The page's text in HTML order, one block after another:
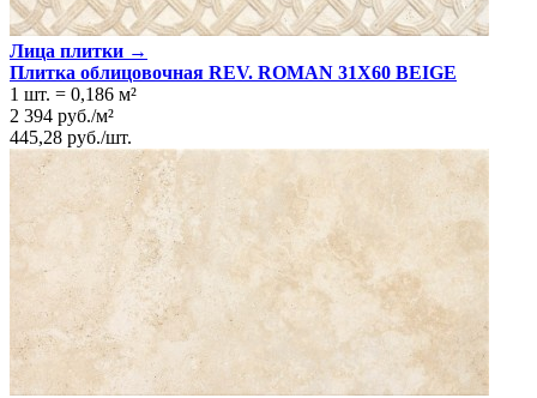
Лица плитки →
Плитка облицовочная REV. ROMAN 31X60 BEIGE
1 шт. = 0,186 м²
2 394 руб./м²
445,28 руб./шт.